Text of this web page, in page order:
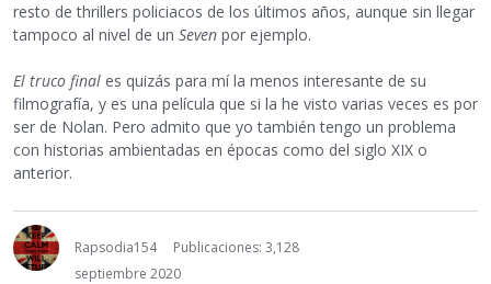
resto de thrillers policiacos de los últimos años, aunque sin llegar
tampoco al nivel de un Seven por ejemplo.
El truco final es quizás para mí la menos interesante de su
filmografía, y es una película que si la he visto varias veces es por
ser de Nolan. Pero admito que yo también tengo un problema
con historias ambientadas en épocas como del siglo XIX o
anterior.
Rapsodia154
Publicaciones: 3,128
septiembre 2020